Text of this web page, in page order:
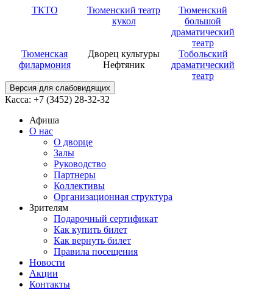
ТКТО
Тюменский театр
кукол
Тюменский
большой
драматический
театр
Тюменская
филармония
Дворец культуры
Нефтяник
Тобольский
драматический
театр
Версия для слабовидящих
Касса: +7 (3452) 28-32-32
Афиша
О нас
О дворце
Залы
Руководство
Партнеры
Коллективы
Организационная структура
Зрителям
Подарочный сертификат
Как купить билет
Как вернуть билет
Правила посещения
Новости
Акции
Контакты